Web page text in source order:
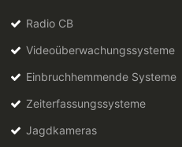
Radio CB
Videoüberwachungssysteme
Einbruchhemmende Systeme
Zeiterfassungssysteme
Jagdkameras